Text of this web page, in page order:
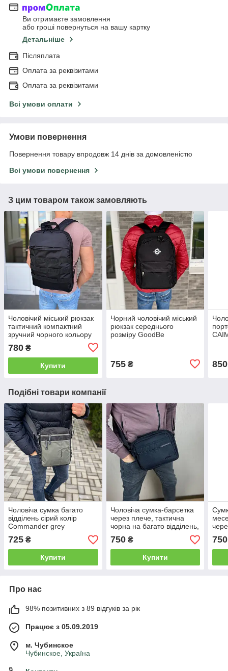
Ви отримаєте замовлення
або гроші повернуться на вашу картку
Детальніше
Післяплата
Оплата за реквізитами
Оплата за реквізитами
Всі умови оплати
Умови повернення
Повернення товару впродовж 14 днів за домовленістю
Всі умови повернення
З цим товаром також замовляють
Чоловічий міський рюкзак
тактичний компактний
зручний чорного кольору
780 ₴
Купити
Чорний чоловічий міський
рюкзак середнього
розміру GoodBe
755₴ 850
Подібні товари компанії
Чоловіча сумка багато
відділень сірий колір
Commander grey
725 ₴
Купити
Чоловіча сумка-барсетка
через плече, тактична
чорна на багато відділень,
месенджер для чоловіків
750₴
Купити
750
Про нас
98% позитивних з 89 відгуків за рік
Працює з 05.09.2019
м. Чубинское
Чубинское, Україна